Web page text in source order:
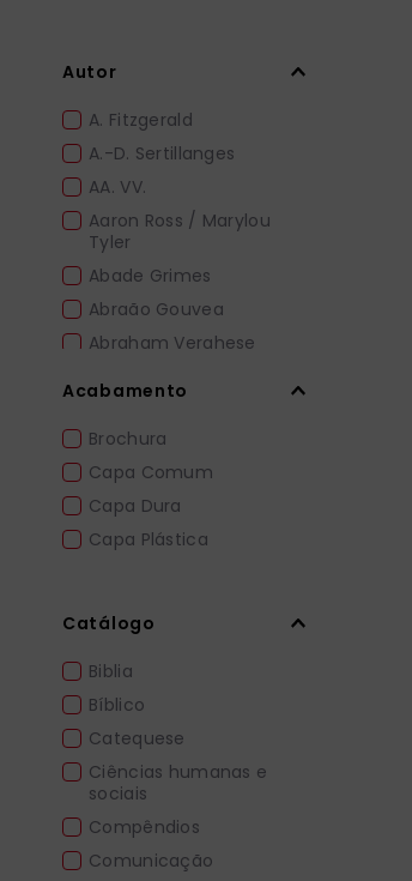
Autor
A. Fitzgerald
A.-D. Sertillanges
AA. VV.
Aaron Ross / Marylou
Tyler
Abade Grimes
Abraão Gouvea
Abraham Verghese
Manilo Sodi
Adailton Altoé
Adair Aparecida Sberga
Acabamento
Brochura
Capa Comum
Capa Dura
Capa Plástica
Catálogo
Biblia
Bíblico
Catequese
Ciências humanas e
sociais
Compêndios
Comunicação